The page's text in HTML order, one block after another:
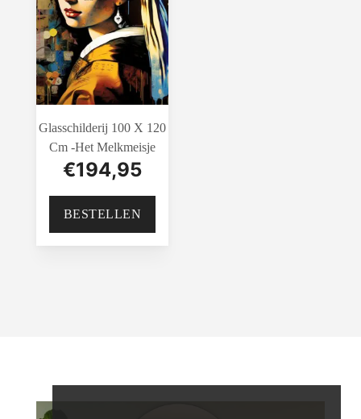
Glasschilderij 100 X 120
Cm -Het Melkmeisje
€194,95
BESTELLEN